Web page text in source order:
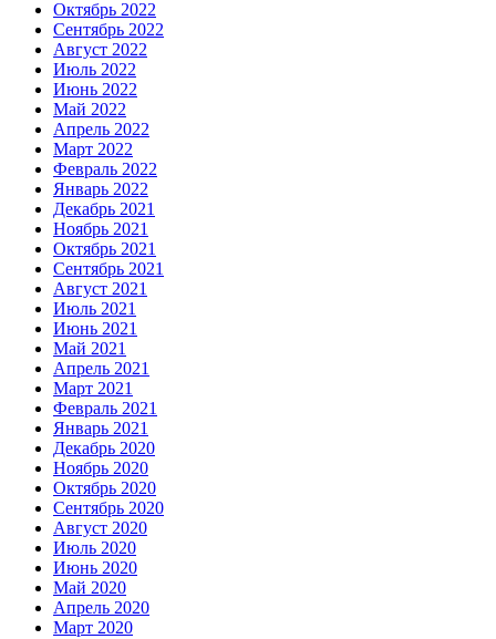
Октябрь 2022
Сентябрь 2022
Август 2022
Июль 2022
Июнь 2022
Май 2022
Апрель 2022
Март 2022
Февраль 2022
Январь 2022
Декабрь 2021
Ноябрь 2021
Октябрь 2021
Сентябрь 2021
Август 2021
Июль 2021
Июнь 2021
Май 2021
Апрель 2021
Март 2021
Февраль 2021
Январь 2021
Декабрь 2020
Ноябрь 2020
Октябрь 2020
Сентябрь 2020
Август 2020
Июль 2020
Июнь 2020
Май 2020
Апрель 2020
Март 2020